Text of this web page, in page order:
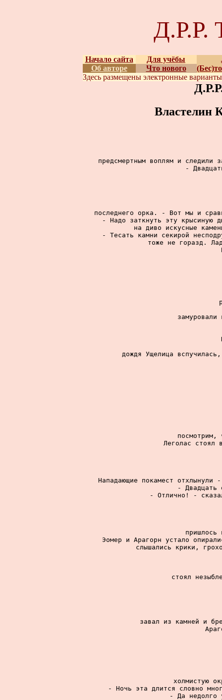
Начало сайта Для учёбы
Об авторе
Что нового
Здесь размещены электронные
Властелин
предсмертным воплям и следили
-
последнего орка. - Вот мы и
- Надо заткнуть эту
на диво искусные
- Тесать камни секирой
тоже не горазд.
замуровали
дождя Ущелица
посмотрим,
Леголас стоял
Нападающие покамест
- Двадцать
- Отлично! -
пришлось
Эомер и Арагорн устало
слышались крики,
стоял
завал из камней и
холмистую
- Ночь эта длится словно
- Да недолго